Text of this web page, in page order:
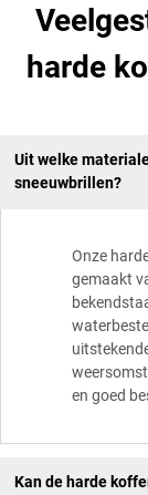
harde
Uit welke
sneeuwbrillen?
Onze
gemaakt
en goed
Kan de harde